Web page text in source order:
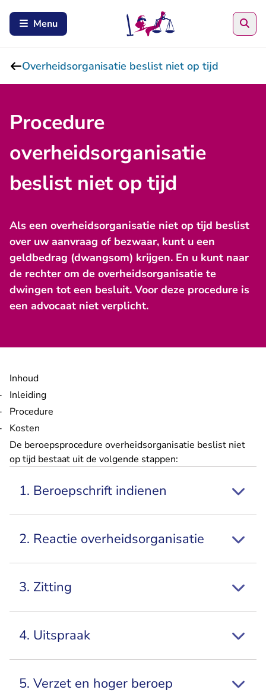
Menu
Overheidsorganisatie beslist niet op tijd
Procedure
overheidsorganisatie
beslist niet op tijd
Als een overheidsorganisatie niet op tijd beslist
over uw aanvraag of bezwaar, kunt u een
geldbedrag (dwangsom) krijgen. En u kunt naar
de rechter om de overheidsorganisatie te
dwingen tot een besluit. Voor deze procedure is
een advocaat niet verplicht.
Inhoud
Inleiding
Procedure
Kosten
De beroepsprocedure overheidsorganisatie beslist niet
op tijd bestaat uit de volgende stappen:
1. Beroepschrift indienen
2. Reactie overheidsorganisatie
3. Zitting
4. Uitspraak
5. Verzet en hoger beroep